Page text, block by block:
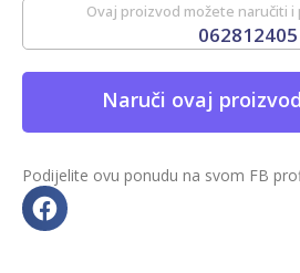
Ovaj proizvod možete naručiti i
062812405
Naruči ovaj
Podijelite ovu ponudu na svom FB